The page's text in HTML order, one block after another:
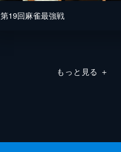
第19回麻雀最強戦
もっと見る ＋